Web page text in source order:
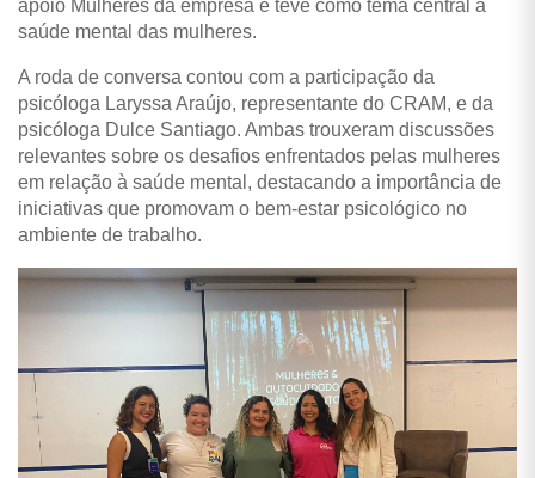
apoio Mulheres da empresa e teve como tema central a
saúde mental das mulheres.
A roda de conversa contou com a participação da
psicóloga Laryssa Araújo, representante do CRAM, e da
psicóloga Dulce Santiago. Ambas trouxeram discussões
relevantes sobre os desafios enfrentados pelas mulheres
em relação à saúde mental, destacando a importância de
iniciativas que promovam o bem-estar psicológico no
ambiente de trabalho.